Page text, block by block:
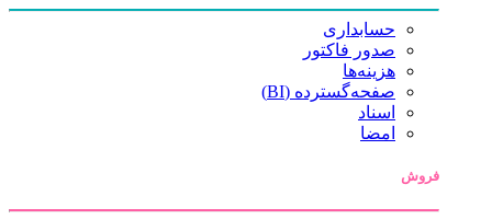
حسابداری
صدور فاکتور
هزینه‌ها
صفحه‌گسترده (BI)
اسناد
امضا
فروش